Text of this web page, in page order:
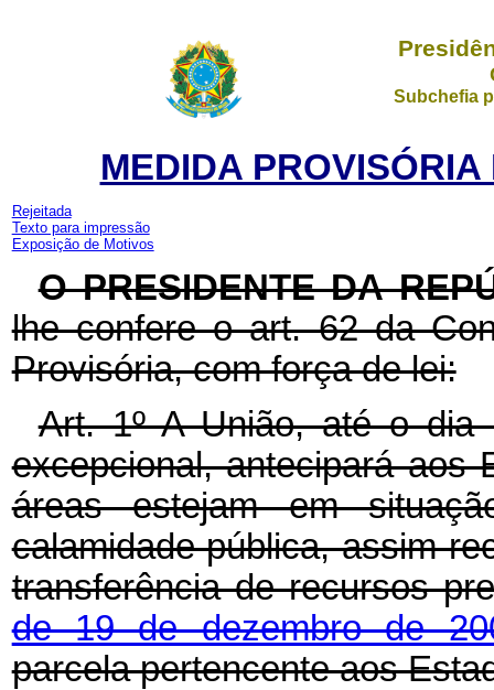
Subchefia
MEDIDA PROVISÓRIA
Rejeitada
Texto para impressão
Exposição de Motivos
O PRESIDENTE DA
lhe confere o art. 62 da
Provisória, com força de lei:
Art. 1º A União, até o
excepcional, antecipará aos
áreas estejam em
calamidade pública, assim
transferência de recursos
de 19 de dezembro de
parcela pertencente aos